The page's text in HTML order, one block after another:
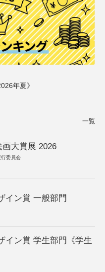
年夏》
一覧
大賞展 2026
委員会
イン賞 一般部門
イン賞 学生部門《学生